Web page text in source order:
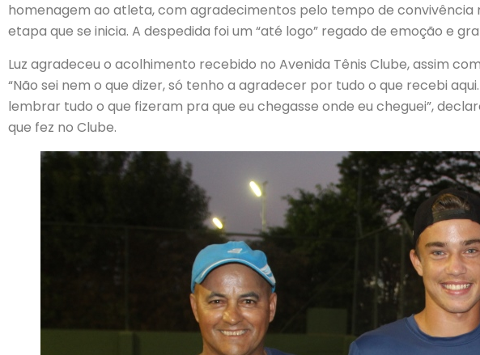
homenagem ao atleta, com agradecimentos pelo tempo de convivência
etapa que se inicia. A despedida foi um “até logo” regado de emoção e
Luz agradeceu o acolhimento recebido no Avenida Tênis Clube, assim
“Não sei nem o que dizer, só tenho a agradecer por tudo o que recebi
lembrar tudo o que fizeram pra que eu chegasse onde eu cheguei”,
que fez no Clube.